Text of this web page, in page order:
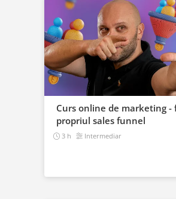
Curs online de marketing -
propriul sales funnel
3 h Intermediar